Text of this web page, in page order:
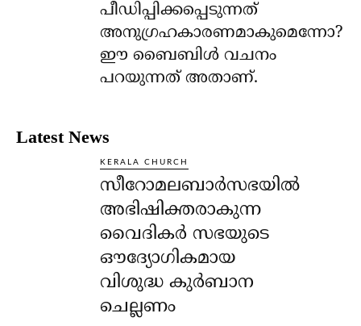
പീഡിപ്പിക്കപ്പെടുന്നത്
അനുഗ്രഹകാരണമാകുമെന്നോ?
ഈ ബൈബിള്‍ വചനം
പറയുന്നത് അതാണ്.
Latest News
KERALA CHURCH
സീറോമലബാർസഭയിൽ
അഭിഷിക്തരാകുന്ന
വൈദികർ സഭയുടെ
ഔദ്യോഗികമായ
വിശുദ്ധ കുർബാന
ചെല്ലണം